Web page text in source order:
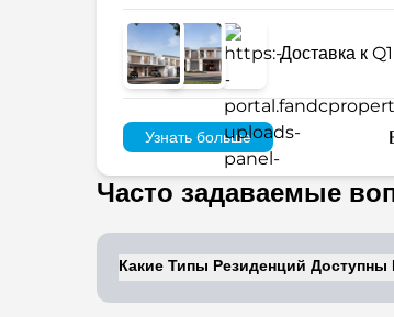
Доставка к
Узнать больше
Часто задаваемые
Какие Типы Резиденций